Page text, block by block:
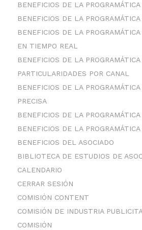
BENEFICIOS DE LA
BENEFICIOS DE LA
BENEFICIOS DE LA
EN TIEMPO REAL
BENEFICIOS DE LA
PARTICULARIDADES POR CANAL
BENEFICIOS DE LA
PRECISA
BENEFICIOS DE LA
BENEFICIOS DE LA
BENEFICIOS DEL ASOCIADO
BIBLIOTECA DE ESTUDIOS DE
CALENDARIO
CERRAR SESIÓN
COMISIÓN CONTENT
COMISIÓN DE INDUSTRIA
COMISIÓN